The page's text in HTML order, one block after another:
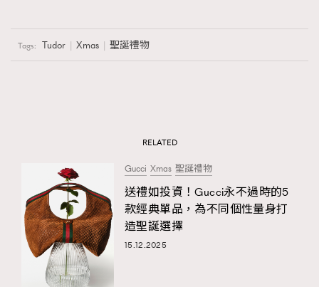
Tags: Tudor Xmas 聖誕禮物
RELATED
Gucci Xmas 聖誕禮物
送禮如投資！Gucci永不過時的5
款經典單品，為不同個性量身打
造聖誕選擇
15.12.2025